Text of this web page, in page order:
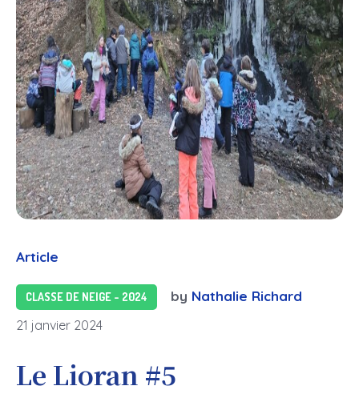
Article
CLASSE DE NEIGE - 2024 by Nathalie Richard
21 janvier 2024
Le Lioran #5